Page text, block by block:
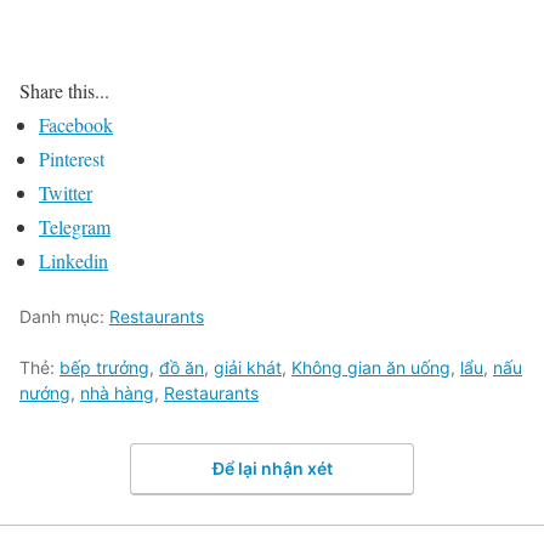
Share this...
Facebook
Pinterest
Twitter
Telegram
Linkedin
Danh mục: Restaurants
Thẻ: bếp trưởng, đồ ăn, giải khát, Không gian ăn uống, lẩu, nấu
nướng, nhà hàng, Restaurants
Để lại nhận xét